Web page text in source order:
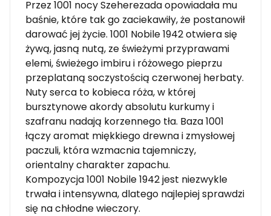
Przez 1001 nocy Szeherezada opowiadała mu
baśnie, które tak go zaciekawiły, że postanowił
darować jej życie. 1001 Nobile 1942 otwiera się
żywą, jasną nutą, ze świeżymi przyprawami
elemi, świeżego imbiru i różowego pieprzu
przeplataną soczystością czerwonej herbaty.
Nuty serca to kobieca róża, w której
bursztynowe akordy absolutu kurkumy i
szafranu nadają korzennego tła. Baza 1001
łączy aromat miękkiego drewna i zmysłowej
paczuli, która wzmacnia tajemniczy,
orientalny charakter zapachu.
Kompozycja 1001 Nobile 1942 jest niezwykle
trwała i intensywna, dlatego najlepiej sprawdzi
się na chłodne wieczory.